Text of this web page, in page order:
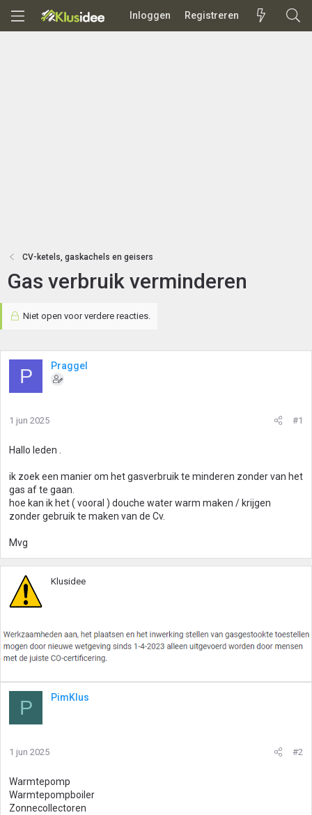
Inloggen Registreren
CV-ketels, gaskachels en geisers
Gas verbruik verminderen
Niet open voor verdere reacties.
P Praggel
1 jun 2025 #1
Hallo leden .
ik zoek een manier om het gasverbruik te minderen zonder van het
gas af te gaan.
hoe kan ik het ( vooral ) douche water warm maken / krijgen
zonder gebruik te maken van de Cv.
Mvg
Klusidee
P PimKlus
1 jun 2025 #2
Warmtepomp
Warmtepompboiler
Zonnecollectoren